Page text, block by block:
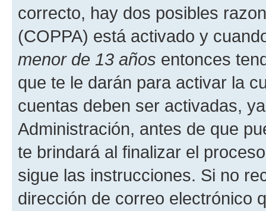
correcto, hay dos posibles
(COPPA) está activado y
menor de 13 años entonces
que te le darán para activar la
cuentas deben ser activadas,
Administración, antes de que
te brindará al finalizar el
sigue las instrucciones. Si no
dirección de correo electrónico